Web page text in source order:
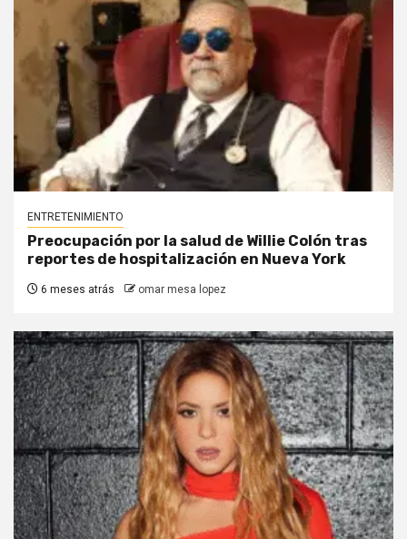
ENTRETENIMIENTO
Preocupación por la salud de Willie Colón tras
reportes de hospitalización en Nueva York
6 meses atrás omar mesa lopez